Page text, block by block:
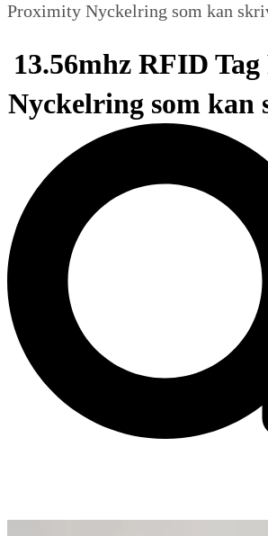
Proximity Nyckelring som kan
13.56mhz RFID
Nyckelring som kan